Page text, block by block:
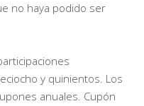
no haya podido ser
y quinientos. Los
anuales. Cupón